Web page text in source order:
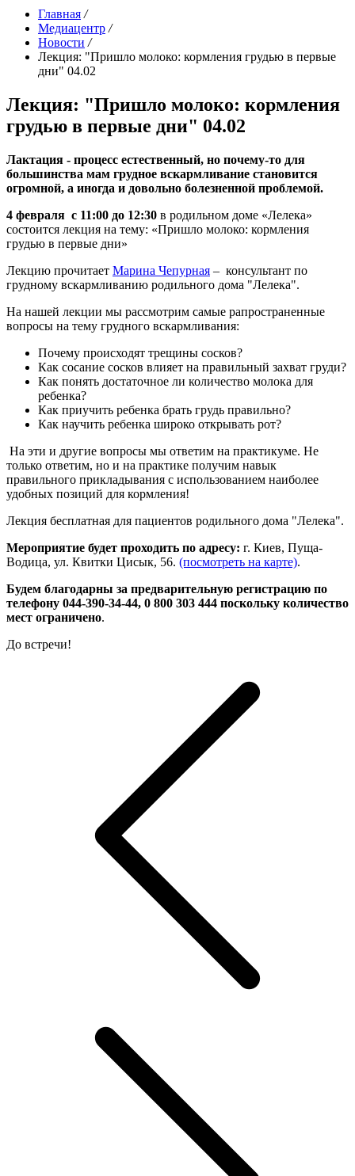
Главная /
Медиацентр /
Новости /
Лекция: "Пришло молоко: кормления грудью в первые
дни" 04.02
Лекция: "Пришло молоко: кормления
грудью в первые дни" 04.02
Лактация - процесс естественный, но почему-то для
большинства мам грудное вскармливание становится
огромной, а иногда и довольно болезненной проблемой.
4 февраля с 11:00 до 12:30 в родильном доме «Лелека»
состоится лекция на тему: «Пришло молоко: кормления
грудью в первые дни»
Лекцию прочитает Марина Чепурная – консультант по
грудному вскармливанию родильного дома "Лелека".
На нашей лекции мы рассмотрим самые рапространенные
вопросы на тему грудного вскармливания:
Почему происходят трещины сосков?
Как сосание сосков влияет на правильный захват груди?
Как понять достаточное ли количество молока для
ребенка?
Как приучить ребенка брать грудь правильно?
Как научить ребенка широко открывать рот?
На эти и другие вопросы мы ответим на практикуме. Не
только ответим, но и на практике получим навык
правильного прикладывания с использованием наиболее
удобных позиций для кормления!
Лекция бесплатная для пациентов родильного дома "Лелека".
Мероприятие будет проходить по адресу: г. Киев, Пуща-
Водица, ул. Квитки Цисык, 56. (посмотреть на карте).
Будем благодарны за предварительную регистрацию по
телефону 044-390-34-44, 0 800 303 444 поскольку количество
мест ограничено.
До встречи!